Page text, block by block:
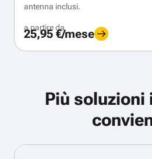
antenna inclusi.
a partire da
25,95 €/mese
Più soluzioni